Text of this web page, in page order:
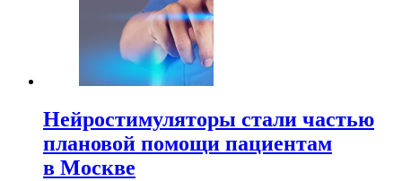
Нейростимуляторы стали частью
плановой помощи пациентам
в Москве